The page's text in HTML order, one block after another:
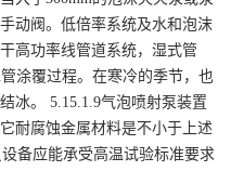
动阀。低倍率系统及水和泡沫
高功率线管道系统，湿式管
涂覆过程。在寒冷的季节，也
冰。 5.15.1.9气泡喷射泵装置
耐腐蚀金属材料是不小于上述
备应能承受高温试验标准要求